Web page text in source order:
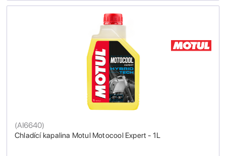
Chladící kapalina Motul Motocool Expert - 1L
(AI6640)